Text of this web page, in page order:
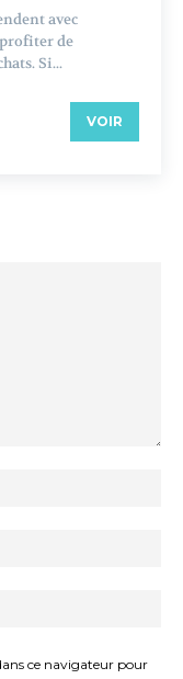
avec
de
Si...
VOIR
ce navigateur pour